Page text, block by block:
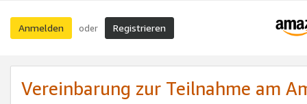
Anmelden oder Registrieren
Vereinbarung zur Teilnahme am